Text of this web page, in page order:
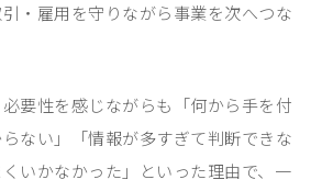
・雇用を守りながら事業を次へつな
要性を感じながらも「何から手を付
ない」「情報が多すぎて判断できな
いかなかった」といった理由で、一